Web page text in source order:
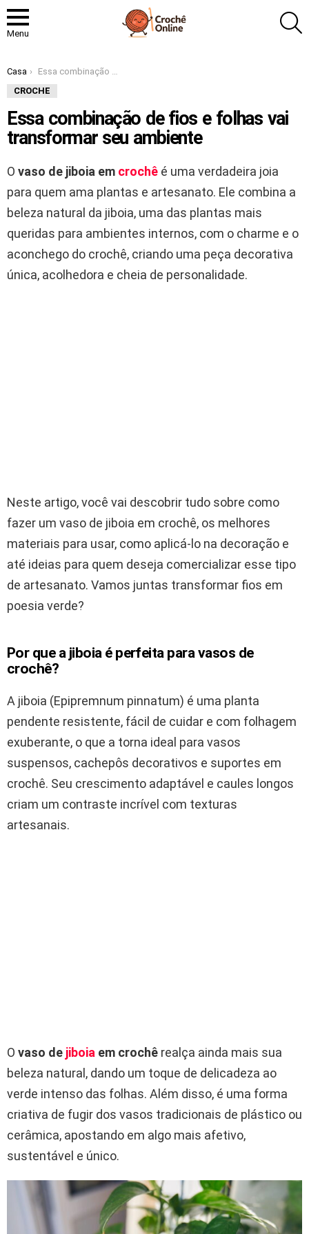
Menu
Você está aqui:
Casa
Essa combinação de fios e folhas vai transformar seu ambiente
CROCHE
Essa combinação de fios e folhas vai
transformar seu ambiente
O vaso de jiboia em crochê é uma verdadeira joia
para quem ama plantas e artesanato. Ele combina a
beleza natural da jiboia, uma das plantas mais
queridas para ambientes internos, com o charme e o
aconchego do crochê, criando uma peça decorativa
única, acolhedora e cheia de personalidade.
Neste artigo, você vai descobrir tudo sobre como
fazer um vaso de jiboia em crochê, os melhores
materiais para usar, como aplicá-lo na decoração e
até ideias para quem deseja comercializar esse tipo
de artesanato. Vamos juntas transformar fios em
poesia verde?
Por que a jiboia é perfeita para vasos de
crochê?
A jiboia (Epipremnum pinnatum) é uma planta
pendente resistente, fácil de cuidar e com folhagem
exuberante, o que a torna ideal para vasos
suspensos, cachepôs decorativos e suportes em
crochê. Seu crescimento adaptável e caules longos
criam um contraste incrível com texturas
artesanais.
O vaso de jiboia em crochê realça ainda mais sua
beleza natural, dando um toque de delicadeza ao
verde intenso das folhas. Além disso, é uma forma
criativa de fugir dos vasos tradicionais de plástico ou
cerâmica, apostando em algo mais afetivo,
sustentável e único.